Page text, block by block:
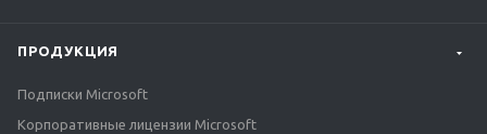
ПРОДУКЦИЯ
Подписки Microsoft
Корпоративные лицензии Microsoft